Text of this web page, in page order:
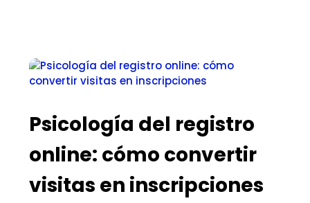
Psicología del registro
online: cómo convertir
visitas en inscripciones